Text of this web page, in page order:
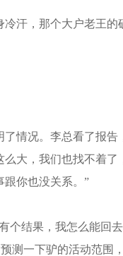
，那个大户老王的
况。李总看了报告
大，我们也找不着
跟你也没关系。”
结果，我怎么能回去
测一下驴的活动范